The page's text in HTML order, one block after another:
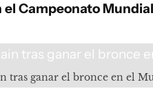
el Campeonato
tras ganar el bronce en el